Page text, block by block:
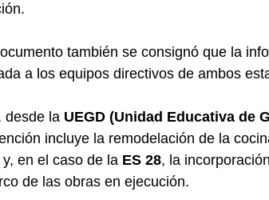
también se consignó que la
a los equipos directivos de ambos
desde la UEGD (Unidad Educativa de
incluye la remodelación de la
en el caso de la ES 28, la
de las obras en ejecución.